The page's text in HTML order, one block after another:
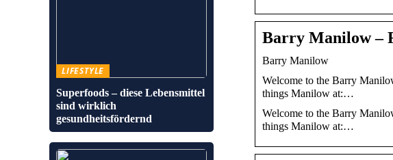
Barry Manilow –
Barry Manilow
Welcome to the Barry
things Manilow at:…
Welcome to the Barry
things Manilow at:…
LIFESTYLE
Superfoods – diese Lebensmittel
sind wirklich
gesundheitsfördernd